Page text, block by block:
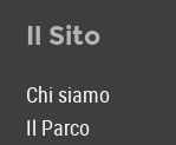
Il Sito
Chi siamo
Il Parco